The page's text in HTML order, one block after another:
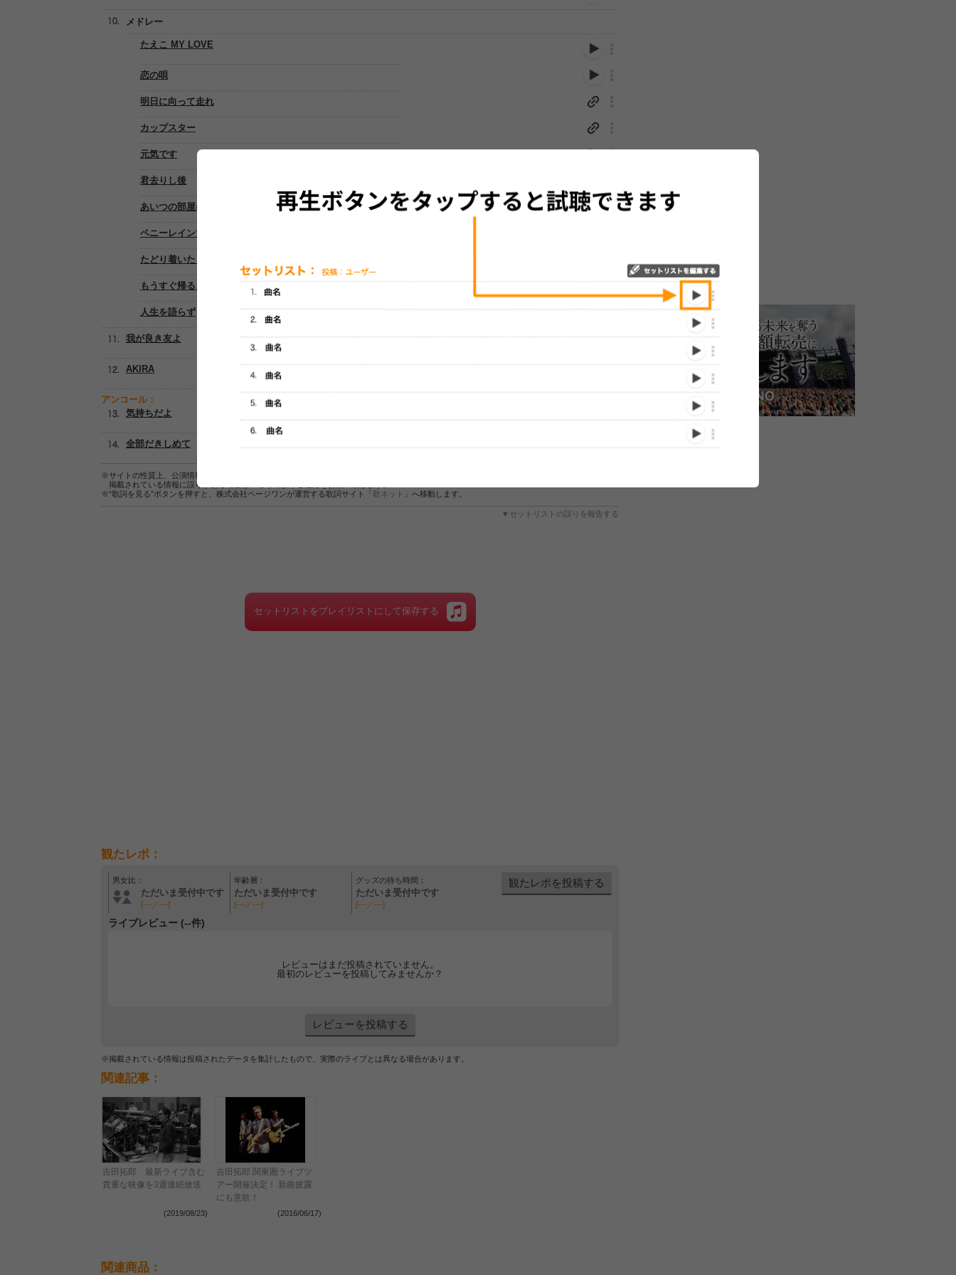
メドレー
たえこ MY LOVE
恋の唄
明日に向って走れ
カップスター
元気です
君去りし後
あいつの部屋には男がいる
ペニーレインでバーボン
たどり着いたらいつも雨降り
もうすぐ帰るよ
人生を語らず
我が良き友よ
AKIRA
アンコール：
気持ちだよ
全部だきしめて
※サイトの性質上、公演情報およびセットリスト情報の正確性は保証されませんので、あらかじめご了承ください。
掲載されている情報に誤りがある場合は、
※“歌詞を見る”ボタンを押すと、株式会社ページワンが運営する歌詞サイト「歌ネット 」へ移動します。
▼セットリストの誤りを報告する
セットリストをプレイリストにして保存する
観たレポ：
男女比：
ただいま受付中です
[---／---]
年齢層：
ただいま受付中です
[---／---]
グッズの待ち時間：
ただいま受付中です
[---／---]
観たレポを投稿する
ライブレビュー (--件)
レビューはまだ投稿されていません。
最初のレビューを投稿してみませんか？
レビューを投稿する
※掲載されている情報は投稿されたデータを集計したもので、実際のライブとは異なる場合があります。
関連記事：
吉田拓郎 最新ライブ含む
貴重な映像を3週連続放送
(2019/08/23)
吉田拓郎 関東圏ライブツ
アー開催決定！ 新曲披露
にも意欲！
(2016/06/17)
関連商品：